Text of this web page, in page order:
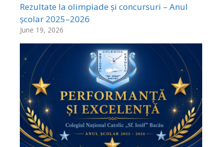
Rezultate la olimpiade și concursuri – Anul
școlar 2025–2026
June 19, 2026